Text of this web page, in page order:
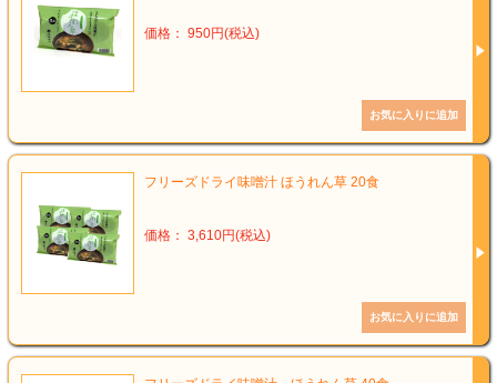
価格： 950円(税込)
フリーズドライ味噌汁 ほうれん草 20食
価格： 3,610円(税込)